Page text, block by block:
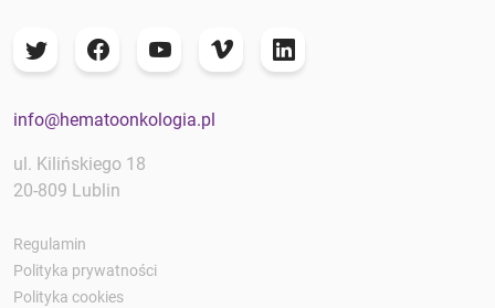
info@hematoonkologia.pl
ul. Kilińskiego 18
20-809 Lublin
Regulamin
Polityka prywatności
Polityka cookies